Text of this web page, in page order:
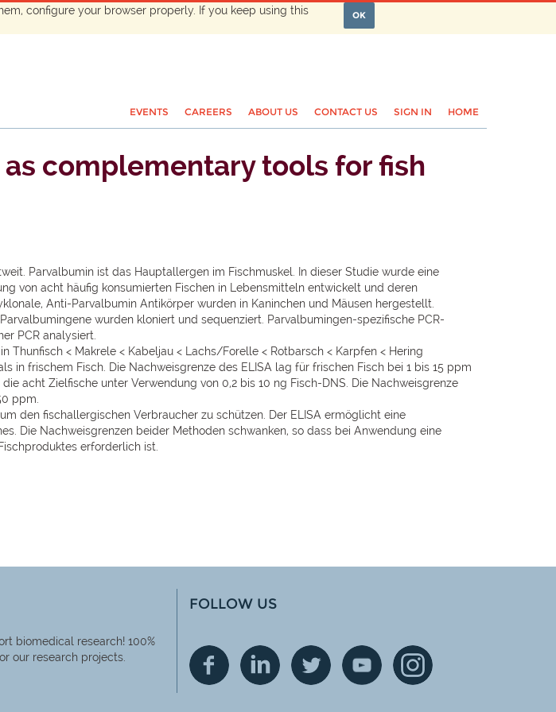
configure your browser properly. If you keep using this
OK
EVENTS CAREERS ABOUT US CONTACT US SIGN IN HOME
complementary tools for fish
Parvalbumin ist das Hauptallergen im Fischmuskel. In dieser Studie wurde eine
von acht häufig konsumierten Fischen in Lebensmitteln entwickelt und deren
Anti-Parvalbumin Antikörper wurden in Kaninchen und Mäusen hergestellt.
wurden kloniert und sequenziert. Parvalbumingen-spezifische PCR-
PCR analysiert.
< Makrele < Kabeljau < Lachs/Forelle < Rotbarsch < Karpfen < Hering
in frischem Fisch. Die Nachweisgrenze des ELISA lag für frischen Fisch bei 1 bis 15 ppm
acht Zielfische unter Verwendung von 0,2 bis 10 ng Fisch-DNS. Die Nachweisgrenze
ppm.
den fischallergischen Verbraucher zu schützen. Der ELISA ermöglicht eine
Die Nachweisgrenzen beider Methoden schwanken, so dass bei Anwendung eine
erforderlich ist.
biomedical research! 100%
our research projects.
FOLLOW US